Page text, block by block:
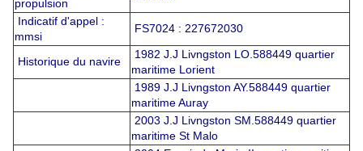
propulsion
Indicatif d'appel :
mmsi
FS7024 : 227672030
Historique du navire
1982 J.J Livngston LO.588449 quartier
maritime Lorient
1989 J.J Livngston AY.588449 quartier
maritime Auray
2003 J.J Livngston SM.588449 quartier
maritime St Malo